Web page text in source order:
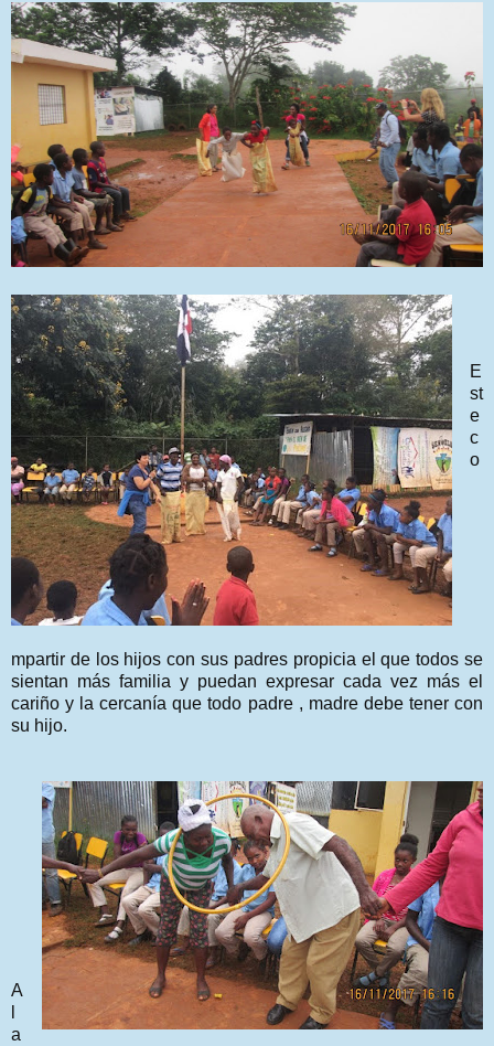
E
st
e
c
o
mpartir de los hijos con sus padres propicia el que todos se
sientan más familia y puedan expresar cada vez más el
cariño y la cercanía que todo padre , madre debe tener con
su hijo.
A
a